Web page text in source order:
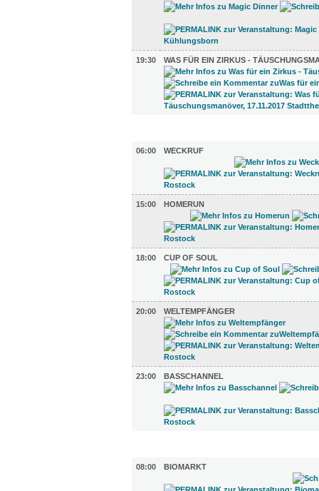
19:30 WAS FÜR EIN ZIRKUS -
06:00
WECKRUF
15:00 HOMERUN
18:00 CUP OF SOUL
20:00 WELTEMPFÄNGER
23:00 BASSCHANNEL
08:00
BIOMARKT